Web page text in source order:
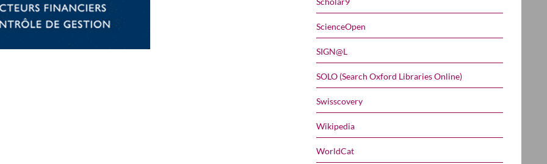
ScienceOpen
SIGN@L
SOLO (Search Oxford Libraries Online)
Swisscovery
Wikipedia
WorldCat